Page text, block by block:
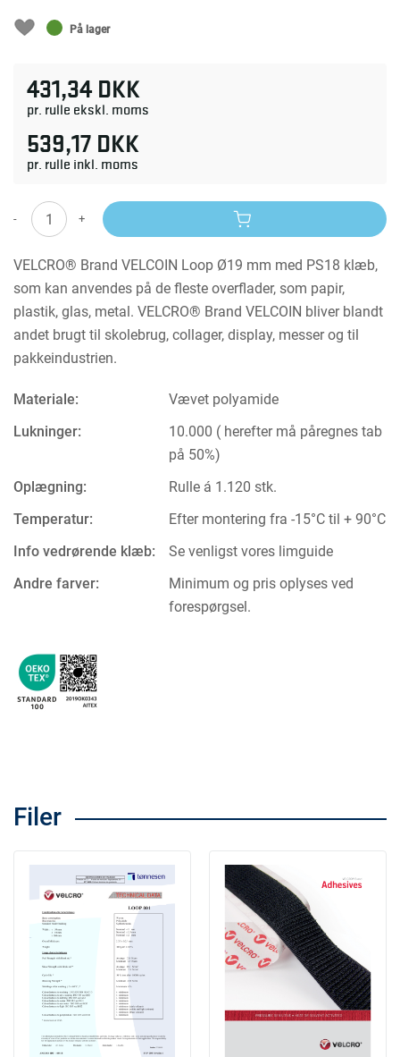
På lager
431,34 DKK
pr. rulle ekskl. moms
539,17 DKK
pr. rulle inkl. moms
- +
VELCRO® Brand VELCOIN Loop Ø19 mm med PS18 klæb,
som kan anvendes på de fleste overflader, som papir,
plastik, glas, metal. VELCRO® Brand VELCOIN bliver blandt
andet brugt til skolebrug, collager, display, messer og til
pakkeindustrien.
Materiale:
Vævet polyamide
Lukninger:
10.000 ( herefter må påregnes tab
på 50%)
Oplægning:
Rulle á 1.120 stk.
Temperatur:
Efter montering fra -15°C til + 90°C
Info vedrørende klæb:
Se venligst vores limguide
Andre farver:
Minimum og pris oplyses ved
forespørgsel.
Filer